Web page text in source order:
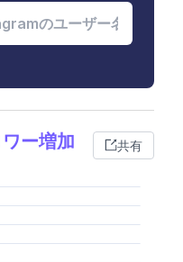
ー増加 共有